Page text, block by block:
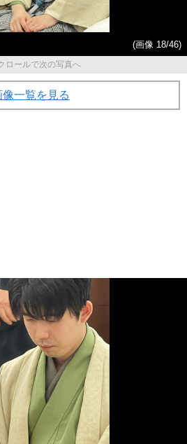
(画像 18/46)
ロールで次の写真へ
像一覧を見る